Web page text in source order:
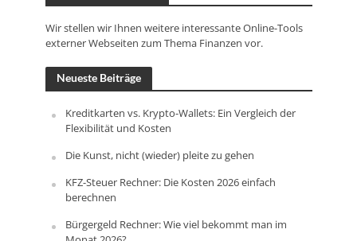
Wir stellen wir Ihnen weitere interessante Online-Tools
externer Webseiten zum Thema Finanzen vor.
Neueste Beiträge
Kreditkarten vs. Krypto-Wallets: Ein Vergleich der
Flexibilität und Kosten
Die Kunst, nicht (wieder) pleite zu gehen
KFZ-Steuer Rechner: Die Kosten 2026 einfach
berechnen
Bürgergeld Rechner: Wie viel bekommt man im